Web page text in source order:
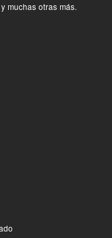
y muchas otras más.